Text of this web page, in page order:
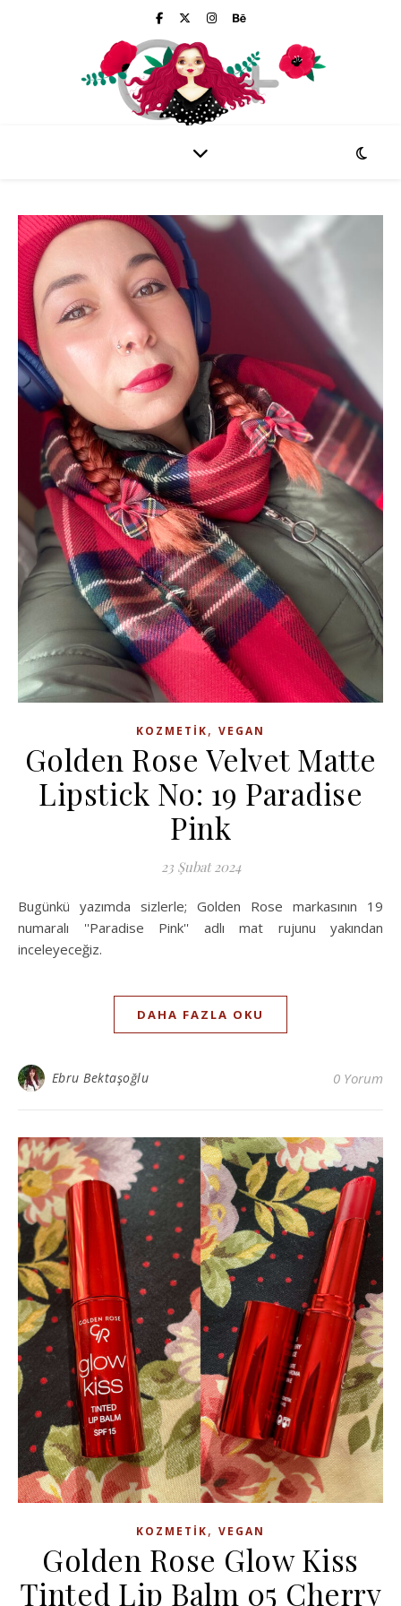
KOZMETIK, VEGAN
Golden Rose Velvet Matte
Lipstick No: 19 Paradise
Pink
23 Şubat 2024
Bugünkü yazımda sizlerle; Golden Rose markasının 19
numaralı ''Paradise Pink'' adlı mat rujunu yakından
inceleyeceğiz.
DAHA FAZLA OKU
Ebru Bektaşoğlu 0 Yorum
KOZMETIK, VEGAN
Golden Rose Glow Kiss
Tinted Lip Balm 05 Cherry